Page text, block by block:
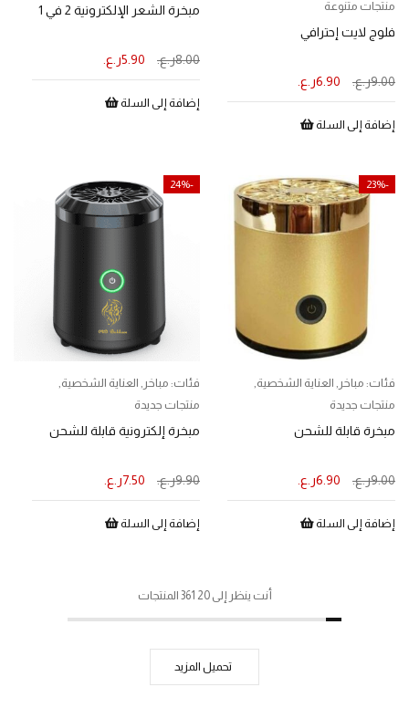
منتجات متنوعة
فلوج لايت إحترافي
9.00ر.ع. 6.90ر.ع.
إضافة إلى السلة
مبخرة الشعر الإلكترونية 2 في 1
8.00ر.ع. 5.90ر.ع.
إضافة إلى السلة
-23%
فئات: مباخر , العناية الشخصية,
منتجات جديدة
مبخرة قابلة للشحن
9.00ر.ع. 6.90ر.ع.
إضافة إلى السلة
-24%
فئات: مباخر , العناية الشخصية,
منتجات جديدة
مبخرة إلكترونية قابلة للشحن
9.90ر.ع. 7.50ر.ع.
إضافة إلى السلة
أنت ينظر إلى 20 361 المنتجات
تحميل المزيد